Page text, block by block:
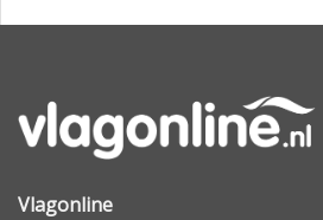
Vlagonline